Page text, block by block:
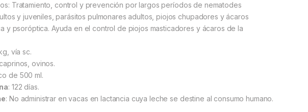
Tratamiento, control y prevención por largos períodos de nematodes
y juveniles, parásitos pulmonares adultos, piojos chupadores y ácaros
y psoróptica. Ayuda en el control de piojos masticadores y ácaros de la
vía sc.
ovinos.
de 500 ml.
: 122 días.
: No administrar en vacas en lactancia cuya leche se destine al consumo humano.